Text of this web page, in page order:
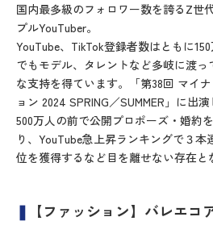
国内最多級のフォロワー数を誇るZ世
プルYouTuber。
YouTube、TikTok登録者数はともに
でもモデル、タレントなど多岐に渡
な支持を得ています。「第38回 マイ
ョン 2024 SPRING／SUMMER」に出
500万人の前で公開プロポーズ・婚約
り、YouTube急上昇ランキングで３本
位を獲得するなど目を離せない存在と
❚ 【ファッション】バレエコ